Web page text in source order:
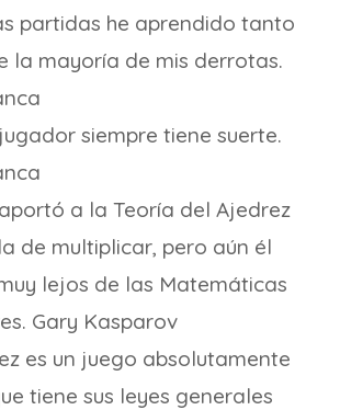
partidas he aprendido tanto
la mayoría de mis derrotas.
siempre tiene suerte.
a la Teoría del Ajedrez
de multiplicar, pero aún él
lejos de las Matemáticas
Gary Kasparov
es un juego absolutamente
tiene sus leyes generales